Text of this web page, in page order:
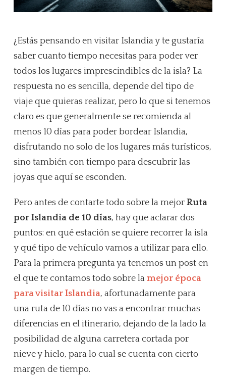
¿Estás pensando en visitar Islandia y te gustaría
saber cuanto tiempo necesitas para poder ver
todos los lugares imprescindibles de la isla? La
respuesta no es sencilla, depende del tipo de
viaje que quieras realizar, pero lo que si tenemos
claro es que generalmente se recomienda al
menos 10 días para poder bordear Islandia,
disfrutando no solo de los lugares más turísticos,
sino también con tiempo para descubrir las
joyas que aquí se esconden.
Pero antes de contarte todo sobre la mejor Ruta
por Islandia de 10 días, hay que aclarar dos
puntos: en qué estación se quiere recorrer la isla
y qué tipo de vehículo vamos a utilizar para ello.
Para la primera pregunta ya tenemos un post en
el que te contamos todo sobre la mejor época
para visitar Islandia, afortunadamente para
una ruta de 10 días no vas a encontrar muchas
diferencias en el itinerario, dejando de la lado la
posibilidad de alguna carretera cortada por
nieve y hielo, para lo cual se cuenta con cierto
margen de tiempo.